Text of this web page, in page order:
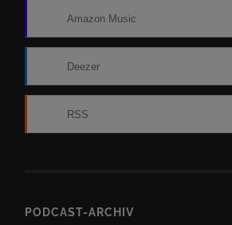
Amazon Music
Deezer
RSS
PODCAST-ARCHIV